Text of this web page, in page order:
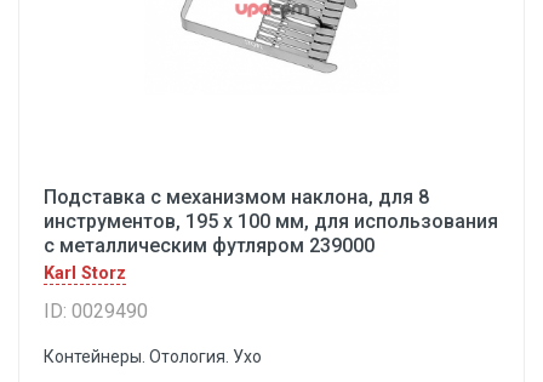
Подставка с механизмом наклона, для 8
инструментов, 195 х 100 мм, для использования
с металлическим футляром 239000
Karl Storz
ID: 0029490
Контейнеры. Отология. Ухо